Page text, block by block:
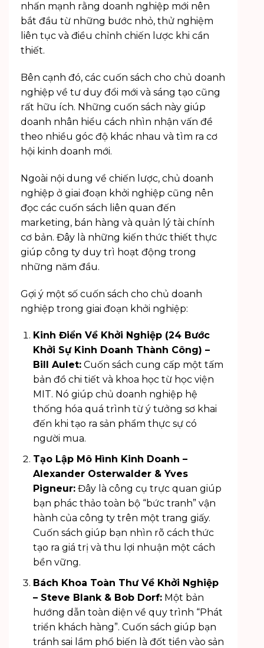
nhấn mạnh rằng doanh nghiệp mới nên
bắt đầu từ những bước nhỏ, thử nghiệm
liên tục và điều chỉnh chiến lược khi cần
thiết.
Bên cạnh đó, các cuốn sách cho chủ doanh
nghiệp về tư duy đổi mới và sáng tạo cũng
rất hữu ích. Những cuốn sách này giúp
doanh nhân hiểu cách nhìn nhận vấn đề
theo nhiều góc độ khác nhau và tìm ra cơ
hội kinh doanh mới.
Ngoài nội dung về chiến lược, chủ doanh
nghiệp ở giai đoạn khởi nghiệp cũng nên
đọc các cuốn sách liên quan đến
marketing, bán hàng và quản lý tài chính
cơ bản. Đây là những kiến thức thiết thực
giúp công ty duy trì hoạt động trong
những năm đầu.
Gợi ý một số cuốn sách cho chủ doanh
nghiệp trong giai đoạn khởi nghiệp:
Kinh Điển Về Khởi Nghiệp (24 Bước
Khởi Sự Kinh Doanh Thành Công) –
Bill Aulet:Cuốn sách cung cấp một tấm
bản đồ chi tiết và khoa học từ học viện
MIT. Nó giúp chủ doanh nghiệp hệ
thống hóa quá trình từ ý tưởng sơ khai
đến khi tạo ra sản phẩm thực sự có
người mua.
Tạo Lập Mô Hình Kinh Doanh –
Alexander Osterwalder & Yves
Pigneur:Đây là công cụ trực quan giúp
bạn phác thảo toàn bộ “bức tranh” vận
hành của công ty trên một trang giấy.
Cuốn sách giúp bạn nhìn rõ cách thức
tạo ra giá trị và thu lợi nhuận một cách
bền vững.
Bách Khoa Toàn Thư Về Khởi Nghiệp
– Steve Blank & Bob Dorf:Một bản
hướng dẫn toàn diện về quy trình “Phát
triển khách hàng”. Cuốn sách giúp bạn
tránh sai lầm phổ biến là đốt tiền vào sản